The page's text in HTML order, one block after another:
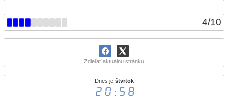
4/10
Zdieľať aktuálnu stránku
Dnes je štvrtok
20:58